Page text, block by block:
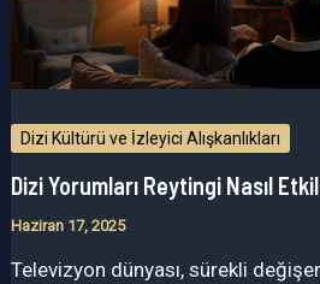
Dizi Kültürü ve İzleyici Alışkanlıkları
Dizi Yorumları Reytingi Nasıl
Haziran 17, 2025
Televizyon dünyası, sürekli